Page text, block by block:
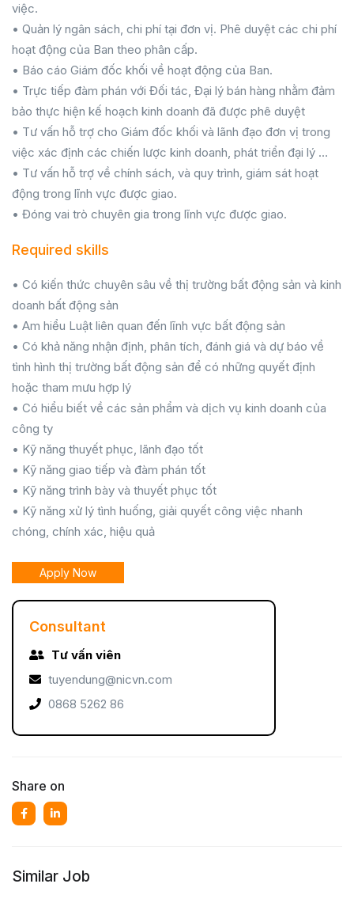
việc.
• Quản lý ngân sách, chi phí tại đơn vị. Phê duyệt các chi phí
hoạt động của Ban theo phân cấp.
• Báo cáo Giám đốc khối về hoạt động của Ban.
• Trực tiếp đàm phán với Đối tác, Đại lý bán hàng nhằm đảm
bảo thực hiện kế hoạch kinh doanh đã được phê duyệt
• Tư vấn hỗ trợ cho Giám đốc khối và lãnh đạo đơn vị trong
việc xác định các chiến lược kinh doanh, phát triển đại lý …
• Tư vấn hỗ trợ về chính sách, và quy trình, giám sát hoạt
động trong lĩnh vực được giao.
• Đóng vai trò chuyên gia trong lĩnh vực được giao.
Required skills
• Có kiến thức chuyên sâu về thị trường bất động sản và kinh
doanh bất động sản
• Am hiểu Luật liên quan đến lĩnh vực bất động sản
• Có khả năng nhận định, phân tích, đánh giá và dự báo về
tình hình thị trường bất động sản để có những quyết định
hoặc tham mưu hợp lý
• Có hiểu biết về các sản phẩm và dịch vụ kinh doanh của
công ty
• Kỹ năng thuyết phục, lãnh đạo tốt
• Kỹ năng giao tiếp và đàm phán tốt
• Kỹ năng trình bày và thuyết phục tốt
• Kỹ năng xử lý tình huống, giải quyết công việc nhanh
chóng, chính xác, hiệu quả
Apply Now
Consultant
Tư vấn viên
tuyendung@nicvn.com
0868 5262 86
Share on
Similar Job